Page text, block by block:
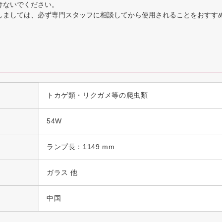
いでください。
しては、必ず専門スタッフに相談してから使用されることをおすす
トカゲ類・リクガメ等の爬虫類
54W
ランプ長：1149 mm
ガラス 他
中国